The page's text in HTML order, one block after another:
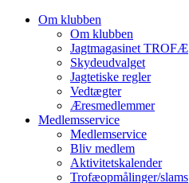
Om klubben
Om klubben
Jagtmagasinet TROFÆ
Skydeudvalget
Jagtetiske regler
Vedtægter
Æresmedlemmer
Medlemsservice
Medlemservice
Bliv medlem
Aktivitetskalender
Trofæopmålinger/slams